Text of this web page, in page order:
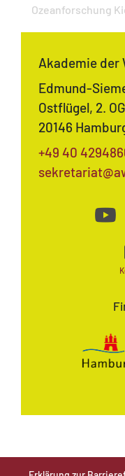
Ozeanforschung
Akademie der
Edmund-
Ostflügel, 2.
20146
+49 40